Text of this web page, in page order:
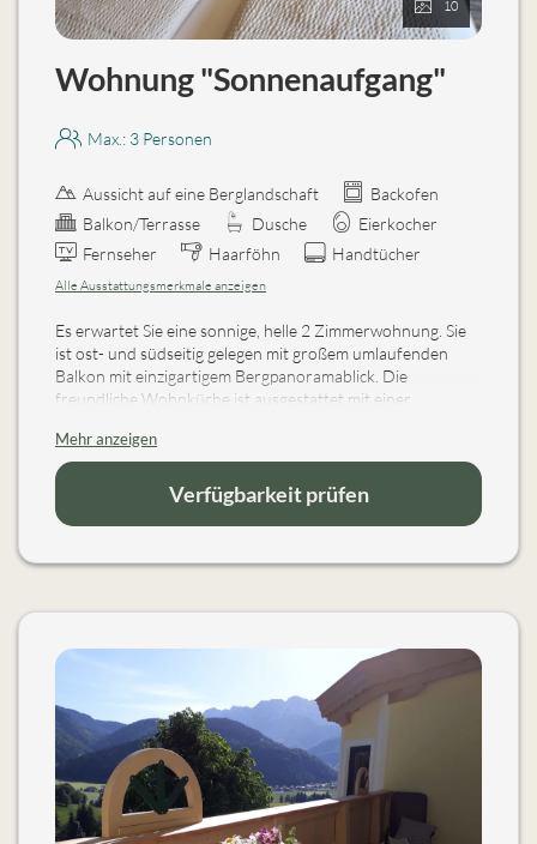
10
Wohnung "Sonnenaufgang"
Max.: 3 Personen
Aussicht auf eine Berglandschaft
Backofen
Balkon/Terrasse
Dusche
Eierkocher
Fernseher
Haarföhn Handtücher
Alle Ausstattungsmerkmale anzeigen
Es erwartet Sie eine sonnige, helle 2 Zimmerwohnung. Sie
ist ost- und südseitig gelegen mit großem umlaufenden
Balkon mit einzigartigem Bergpanoramablick. Die
freundliche Wohnküche ist ausgestattet mit einer
Holztisch mit Eckbank sowie einer gemütlichen
Ausziehcouch zum Fernsehen und Lesen (FLAT-SAT-TV,
CD-Player). Im Schlafzimmer befinden sich ein Doppelbett
und ein Einzelausziehbett bzw. bei Bedarf auch ein
Keine Haustiere möglich.
Mehr anzeigen
Verfügbarkeit prüfen